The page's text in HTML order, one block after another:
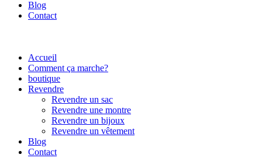
Blog
Contact
Accueil
Comment ça marche?
boutique
Revendre
Revendre un sac
Revendre une montre
Revendre un bijoux
Revendre un vêtement
Blog
Contact